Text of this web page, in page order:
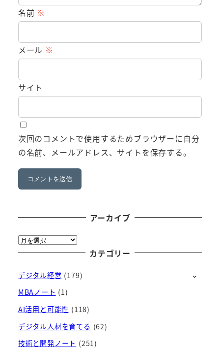
名前 ※
メール ※
サイト
次回のコメントで使用するためブラウザーに自分
の名前、メールアドレス、サイトを保存する。
アーカイブ
ア
ー
イ
ブ
カテゴリー
デジタル経営 (179)
MBAノート (1)
AI活用と可能性 (118)
デジタル人材を育てる (62)
技術と開発ノート (251)